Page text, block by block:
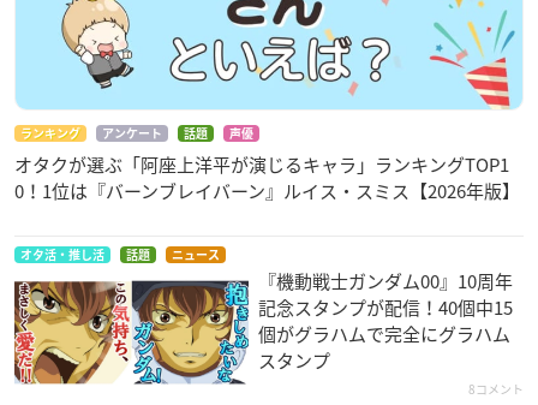
ランキング アンケート 話題 声優
オタクが選ぶ「阿座上洋平が演じるキャラ」ランキングTOP1
0！1位は『バーンブレイバーン』ルイス・スミス【2026年版】
オタ活・推し活 話題 ニュース
『機動戦士ガンダム00』10周年
記念スタンプが配信！40個中15
個がグラハムで完全にグラハム
スタンプ
8コメント